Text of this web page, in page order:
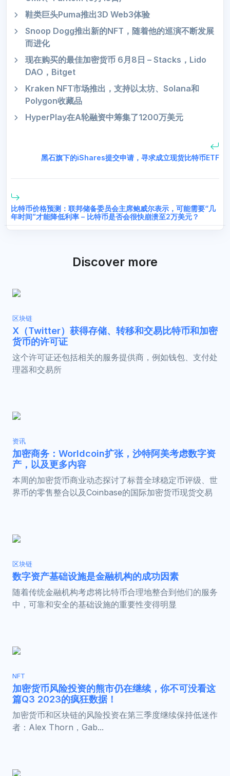
鞋类巨头Puma推出3D Web3体验
Snoop Dogg推出新的NFT，随着他的巡演不断发展
而进化
现在购买的最佳加密货币 6月8日 – Stacks，Lido
DAO，Bitget
Kraken NFT市场推出，支持以太坊、Solana和
Polygon收藏品
HyperPlay在A轮融资中筹集了1200万美元
黑石旗下的iShares提交申请，寻求成立现货比特币ETF
比特币价格预测：联邦储备委员会主席鲍威尔表示，可能需要“几
年时间”才能降低利率 – 比特币是否会很快崩溃至2万美元？
Discover more
区块链
X（Twitter）获得存储、转移和交易比特币和加密
货币的许可证
这个许可证还包括相关的服务提供商，例如钱包、支付处
理器和交易所
资讯
加密商务：Worldcoin扩张，沙特阿美考虑数字资
产，以及更多内容
本周的加密货币商业动态探讨了标普全球稳定币评级、世
界币的零售整合以及Coinbase的国际加密货币现货交易
区块链
数字资产基础设施是金融机构的成功因素
随着传统金融机构考虑将比特币合理地整合到他们的服务
中，可靠和安全的基础设施的重要性变得明显
NFT
加密货币风险投资的熊市仍在继续，你不可没看这
篇Q3 2023的疯狂数据！
加密货币和区块链的风险投资在第三季度继续保持低迷作
者：Alex Thorn，Gab...